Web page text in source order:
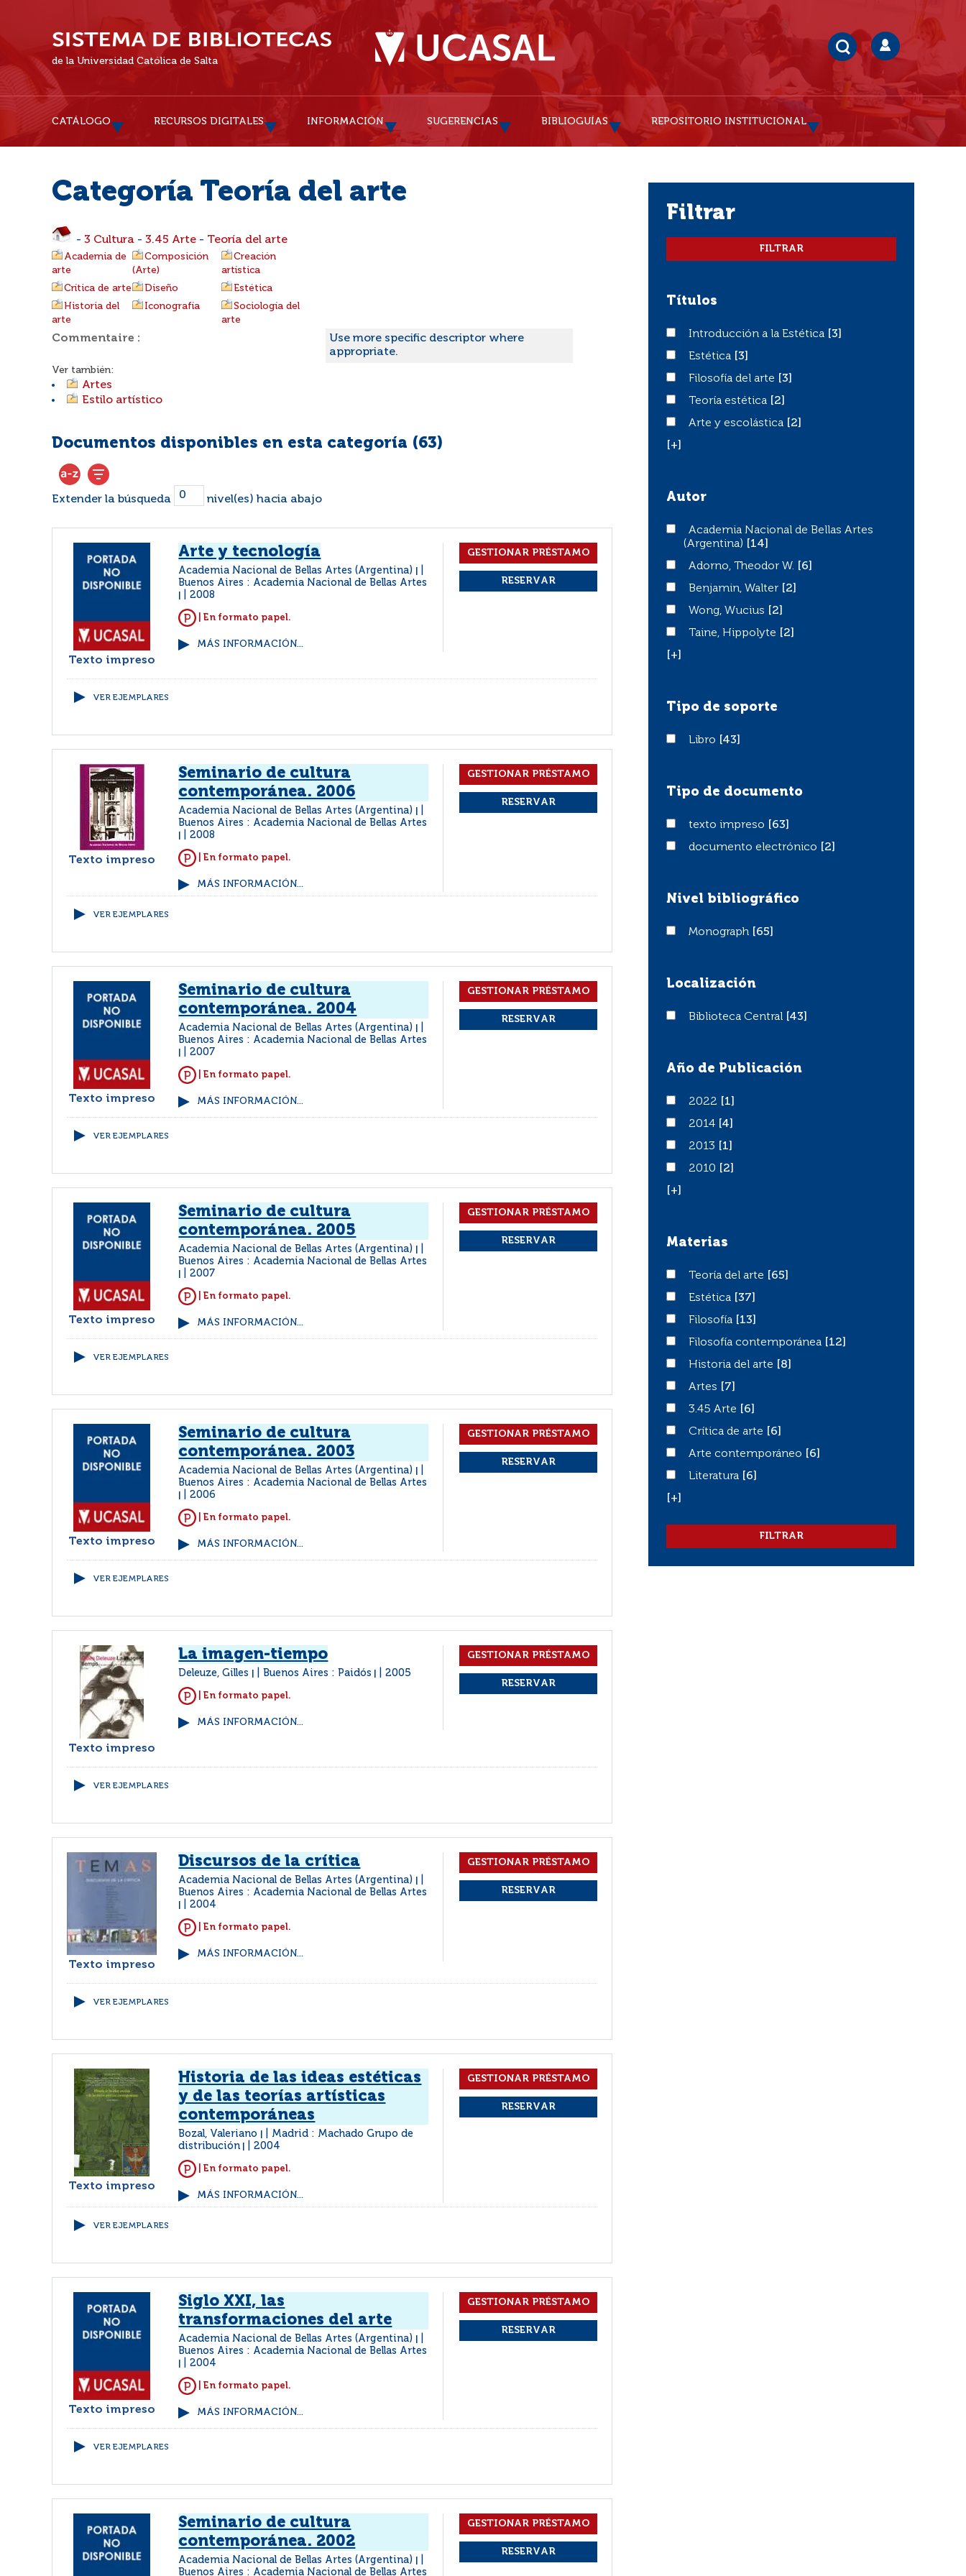
de la Universidad Católica de Salta
CATÁLOGO RECURSOS DIGITALES INFORMACIÓN SUGERENCIAS BIBLIOGUÍAS REPOSITORIO INSTITUCIONAL
Categoría Teoría del arte
- 3 Cultura - 3.45 Arte - Teoría del arte
Academia de
arte
Composición
(Arte)
Creación
artística
Crítica de arte
Diseño
Estética
Historia del
arte
Iconografía
Sociología del
arte
Commentaire :
Use more specific descriptor where
appropriate.
Ver también:
Artes
Estilo artístico
Documentos disponibles en esta categoría (63)
Extender la búsqueda nivel(es) hacia abajo
Texto impreso
Arte y tecnología
Academia Nacional de Bellas Artes (Argentina)
Buenos Aires : Academia Nacional de Bellas Artes
2008
| En formato papel.
MÁS INFORMACIÓN...
VER EJEMPLARES
Texto impreso
Seminario de cultura
contemporánea. 2006
Academia Nacional de Bellas Artes (Argentina)
Buenos Aires : Academia Nacional de Bellas Artes
2008
| En formato papel.
MÁS INFORMACIÓN...
VER EJEMPLARES
Texto impreso
Seminario de cultura
contemporánea. 2004
Academia Nacional de Bellas Artes (Argentina)
Buenos Aires : Academia Nacional de Bellas Artes
2007
| En formato papel.
MÁS INFORMACIÓN...
VER EJEMPLARES
Texto impreso
Seminario de cultura
contemporánea. 2005
Academia Nacional de Bellas Artes (Argentina)
Buenos Aires : Academia Nacional de Bellas Artes
2007
| En formato papel.
MÁS INFORMACIÓN...
VER EJEMPLARES
Texto impreso
Seminario de cultura
contemporánea. 2003
Academia Nacional de Bellas Artes (Argentina)
Buenos Aires : Academia Nacional de Bellas Artes
2006
| En formato papel.
MÁS INFORMACIÓN...
VER EJEMPLARES
Texto impreso
La imagen-tiempo
Deleuze, Gilles Buenos Aires : Paidós 2005
| En formato papel.
MÁS INFORMACIÓN...
VER EJEMPLARES
Texto impreso
Discursos de la crítica
Academia Nacional de Bellas Artes (Argentina)
Buenos Aires : Academia Nacional de Bellas Artes
2004
| En formato papel.
MÁS INFORMACIÓN...
VER EJEMPLARES
Texto impreso
Historia de las ideas estéticas
y de las teorías artísticas
contemporáneas
Bozal, Valeriano
Madrid : Machado Grupo de
distribución
2004
| En formato papel.
MÁS INFORMACIÓN...
VER EJEMPLARES
Texto impreso
Siglo XXI, las
transformaciones del arte
Academia Nacional de Bellas Artes (Argentina)
Buenos Aires : Academia Nacional de Bellas Artes
2004
| En formato papel.
MÁS INFORMACIÓN...
VER EJEMPLARES
Seminario de cultura
contemporánea. 2002
Academia Nacional de Bellas Artes (Argentina)
Buenos Aires : Academia Nacional de Bellas Artes
filtrar
Títulos
Introducción a la Estética
Introducción a la Estética
[3]
EstéticaEstética
[3]
Filosofía del arte
Filosofía del arte
[3]
Teoría estética
Teoría estética
[2]
Arte y escolástica
Arte y escolástica
[2]
[+]
Autor
Academia Nacional de Bellas Artes (Argentina)
Academia Nacional de Bellas Artes
(Argentina)
[14]
Adorno, Theodor W.
Adorno, Theodor W.
[6]
Benjamin, Walter
Benjamin, Walter
[2]
Wong, Wucius
Wong, Wucius
[2]
Taine, Hippolyte
Taine, Hippolyte
[2]
[+]
Tipo de soporte
LibroLibro [43]
Tipo de documento
texto impreso
texto impreso
[63]
documento electrónico
documento electrónico [2]
Nivel bibliográfico
Monograph
Monograph [65]
Localización
Biblioteca Central
Biblioteca Central [43]
Año de Publicación
20222022
[1]
20142014
[4]
20132013
[1]
20102010
[2]
[+]
Materias
Teoría del arte
Teoría del arte
[65]
EstéticaEstética
[37]
FilosofíaFilosofía
[13]
Filosofía contemporánea
Filosofía contemporánea
[12]
Historia del arte
Historia del arte
[8]
ArtesArtes
[7]
3.45 Arte
3.45 Arte
[6]
Crítica de arte
Crítica de arte
[6]
Arte contemporáneo
Arte contemporáneo
[6]
Literatura
Literatura
[6]
[+]